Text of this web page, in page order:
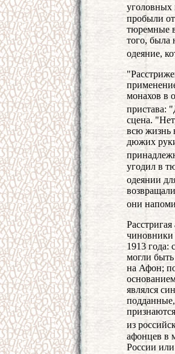
уголовных
пробыли
тюремные
того, была
одеяние,
монахов в
пристава:
сцена.
всю жизнь
дюжих
угодил в
одеянии
они
чиновники
1913 года:
могли
на Афон;
являлся
из
афонцев в
России